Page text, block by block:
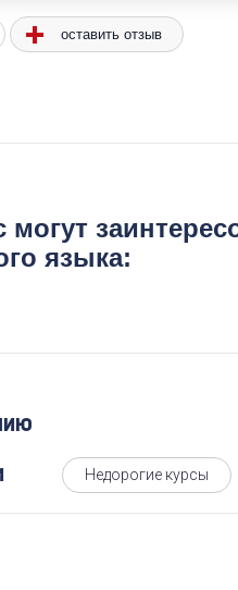
оставить отзыв
могут
языка:
Недорогие курсы